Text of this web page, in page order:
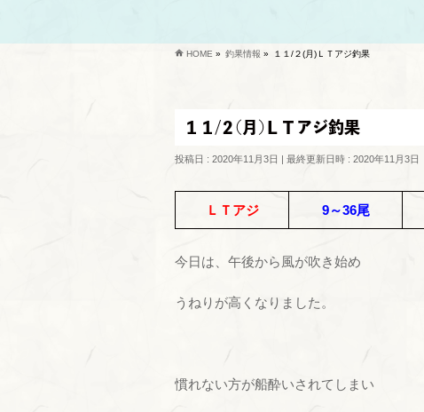
HOME » 釣果情報 » １１/２(月)ＬＴアジ釣果
１１/２(月)ＬＴアジ釣果
投稿日 : 2020年11月3日 最終更新日時 : 2020年11月3日
ＬＴアジ 9～36尾
今日は、午後から風が吹き始め
うねりが高くなりました。
慣れない方が船酔いされてしまい